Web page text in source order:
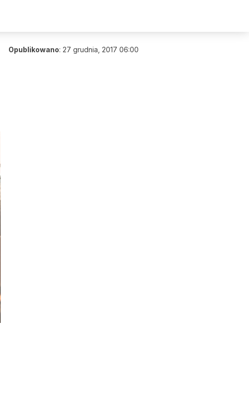
Opublikowano: 27 grudnia, 2017 06:00